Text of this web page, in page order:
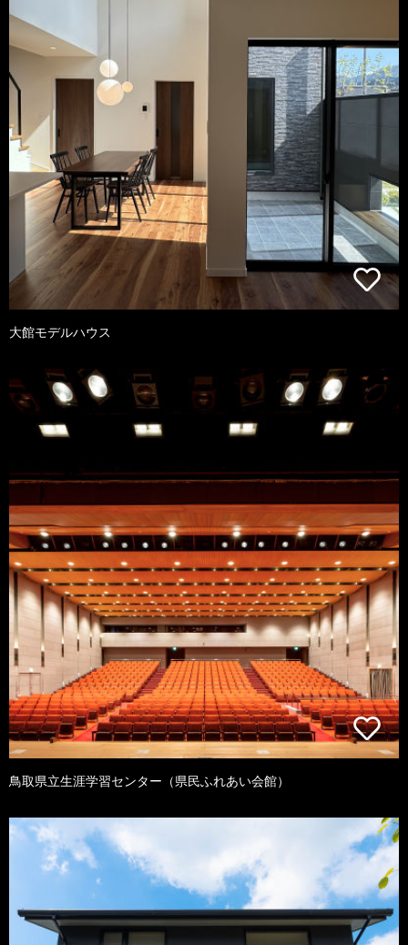
大館モデルハウス
鳥取県立生涯学習センター（県民ふれあい会館）